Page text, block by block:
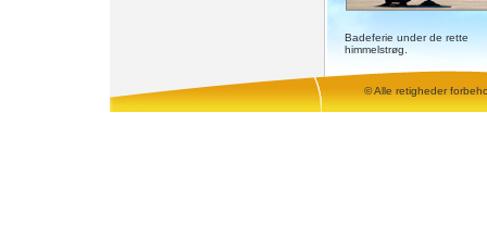
Badeferie under de rette
himmelstrøg.
© Alle retigheder